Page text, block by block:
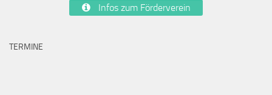
Infos zum Förderverein
TERMINE